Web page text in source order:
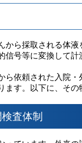
から採取される体
号等に変換して計
ら依頼された入院
す。以下に、その
査体制